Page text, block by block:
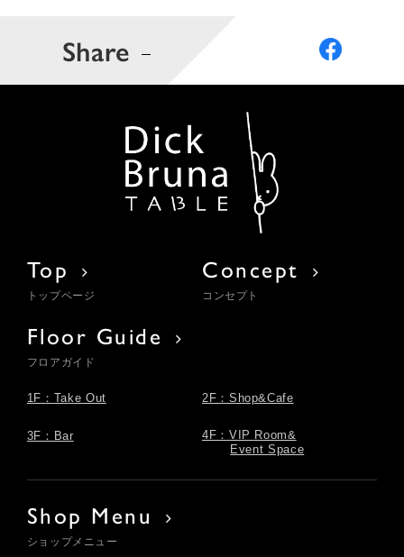
Share
Top
トップページ
Concept
コンセプト
Floor Guide
フロアガイド
1F：Take Out 2F：Shop&Cafe
3F：Bar
4F：VIP Room&
Event Space
Shop Menu
ショップメニュー